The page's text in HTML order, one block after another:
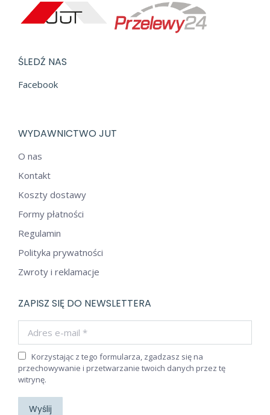
ŚLEDŹ NAS
Facebook
WYDAWNICTWO JUT
O nas
Kontakt
Koszty dostawy
Formy płatności
Regulamin
Polityka prywatności
Zwroty i reklamacje
ZAPISZ SIĘ DO NEWSLETTERA
Korzystając z tego formularza, zgadzasz się na
przechowywanie i przetwarzanie twoich danych przez tę
witrynę.
Wyślij